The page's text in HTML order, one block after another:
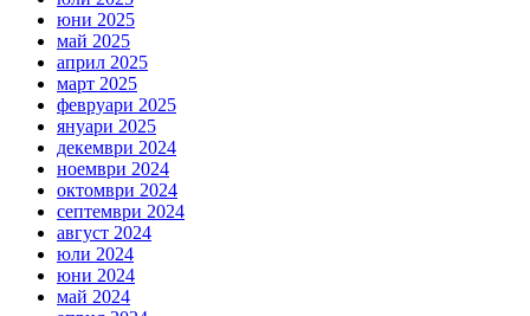
юни 2025
май 2025
април 2025
март 2025
февруари 2025
януари 2025
декември 2024
ноември 2024
октомври 2024
септември 2024
август 2024
юли 2024
юни 2024
май 2024